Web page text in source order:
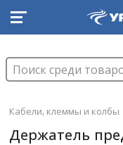
Кабели, клеммы и колбы
Держатель